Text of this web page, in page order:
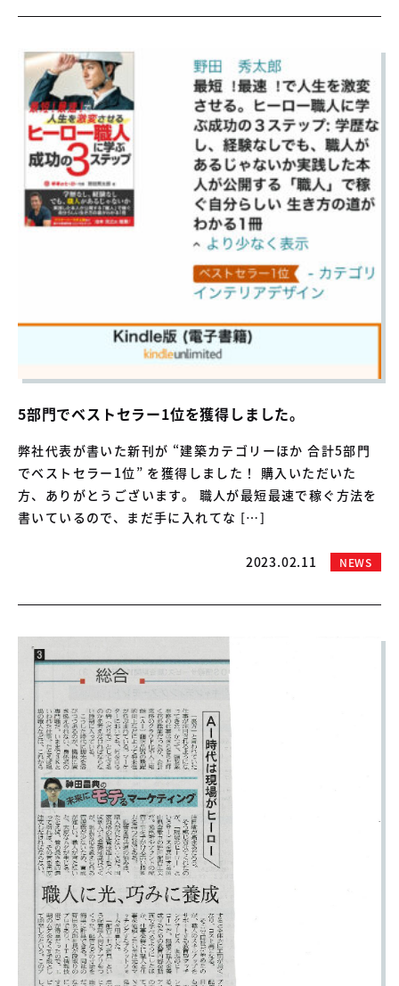
5部門でベストセラー1位を獲得しました。
弊社代表が書いた新刊が “建築カテゴリーほか 合計5部門
でベストセラー1位” を獲得しました！ 購入いただいた
方、ありがとうございます。 職人が最短最速で稼ぐ方法を
書いているので、まだ手に入れてな […]
2023.02.11 NEWS